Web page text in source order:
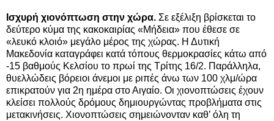
Ισχυρή χιονόπτωση στην χώρα. Σε εξέλιξη βρίσκεται το
δεύτερο κύμα της κακοκαιρίας «Μήδεια» που έθεσε σε
«λευκό κλοιό» μεγάλο μέρος της χώρας. Η Δυτική
Μακεδονία καταγράφει κατά τόπους θερμοκρασίες κάτω από
-15 βαθμούς Κελσίου το πρωί της Τρίτης 16/2. Παράλληλα,
θυελλώδεις βόρειοι άνεμοι με ριπές άνω των 100 χλμ/ώρα
επικρατούν για 2η ημέρα στο Αιγαίο. Οι χιονοπτώσεις έχουν
κλείσει πολλούς δρόμους δημιουργώντας προβλήματα στις
μετακινήσεις. Χιονοπτώσεις σημειώνονταν καθ’ όλη τη